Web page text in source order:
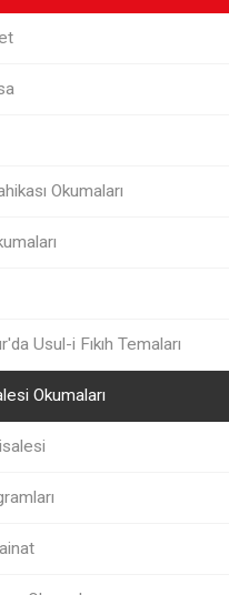
Okumaları
Usul-i Fıkıh Temaları
Okumaları